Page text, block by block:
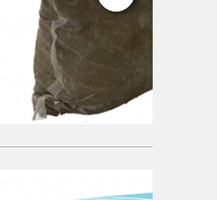
Matériaux de fondation
Stabilisation